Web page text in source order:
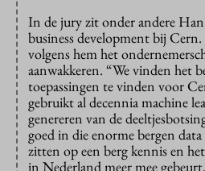
In de jury zit onder andere
business development bij
volgens hem het
aanwakkeren. “We vinden het
toepassingen te vinden voor
gebruikt al decennia machine
genereren van de
goed in die enorme bergen
zitten op een berg kennis en
in Nederland meer mee